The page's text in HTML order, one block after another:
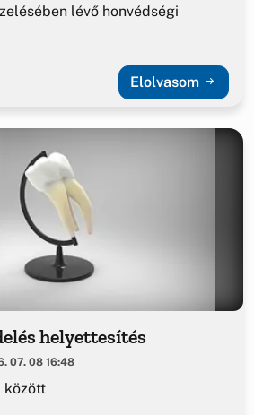
lévő honvédségi
Elolvasom
helyettesítés
07. 08 16:48
között